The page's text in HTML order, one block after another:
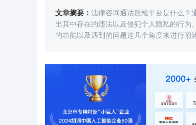
文章摘要： 法律咨询通话质检平台是什么？
出其中存在的违法以及侵犯个人隐私的行
的功能以及遇到的问题这几个角度来进行阐